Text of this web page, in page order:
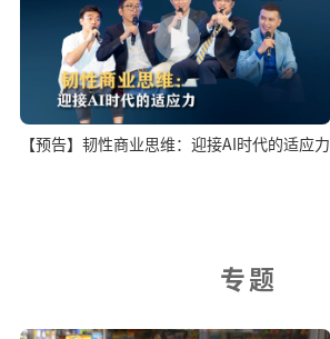
【预告】韧性商业思维：迎接AI时代的适应力
专题